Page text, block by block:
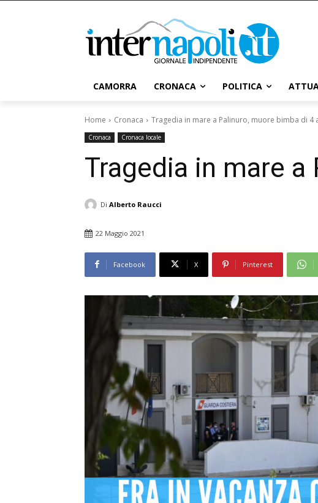
CAMORRA CRONACA POLITICA
Home Cronaca Tragedia in mare a Palinuro, muore bimba di 4
Cronaca Cronaca locale
Tragedia in mare
Di Alberto Raucci
22 Maggio 2021
Facebook X Pinterest